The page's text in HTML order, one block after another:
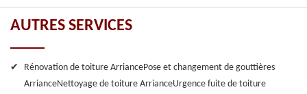
AUTRES SERVICES
Rénovation de toiture ArriancePose et changement de gouttières
ArrianceNettoyage de toiture ArrianceUrgence fuite de toiture